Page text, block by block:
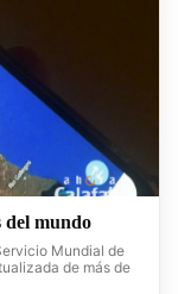
del mundo
Mundial de
de más de